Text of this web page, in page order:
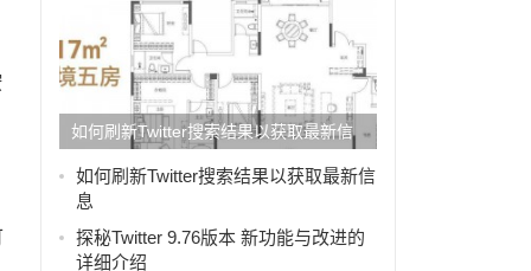
如何刷新Twitter搜索结果以获取最新信
息
如何刷新Twitter搜索结果以获取最新信
息
探秘Twitter 9.76版本 新功能与改进的
详细介绍